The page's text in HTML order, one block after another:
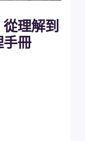
理解到
手冊